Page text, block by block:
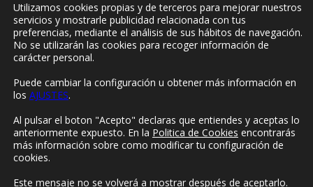
PRÓXIMO EVENTO:
© Yorokonde 2020. Todos los derechos reservados.
Utilizamos cookies propias y de terceros para mejorar nuestros
servicios y mostrarle publicidad relacionada con tus
preferencias, mediante el análisis de sus hábitos de navegación.
No se utilizarán las cookies para recoger información de
carácter personal.
Puede cambiar la configuración u obtener más información en
los AJUSTES.
Al pulsar el boton "Acepto" declaras que entiendes y aceptas lo
anteriormente expuesto. En la Politica de Cookies encontrarás
más información sobre como modificar tu configuración de
cookies.
Este mensaje no se volverá a mostrar después de aceptarlo.